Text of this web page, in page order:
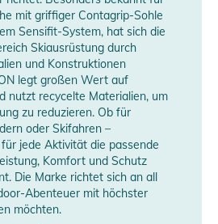
perfekte Sicht bei verschiedenen
SIGMA 
innovative Scheibenlösung von
auf Schnee erheblich
ermöglicht, Geländeunebenheiten
wahrzunehmen.
mit griffiger Contagrip-Sohle
Sensifit-System, hat sich die
Skiausrüstung durch
und Konstruktionen
legt großen Wert auf
nutzt recycelte Materialien, um
zu reduzieren. Ob für
oder Skifahren –
jede Aktivität die passende
Komfort und Schutz
Die Marke richtet sich an all
Abenteuer mit höchster
möchten.